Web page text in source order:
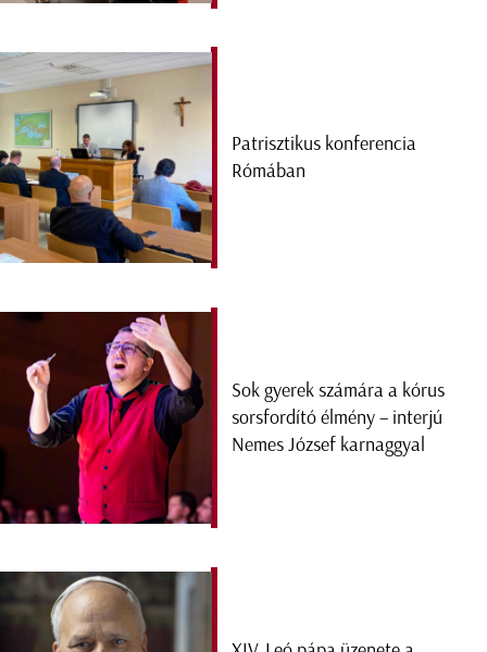
Patrisztikus konferencia
Rómában
Sok gyerek számára a kórus
sorsfordító élmény – interjú
Nemes József karnaggyal